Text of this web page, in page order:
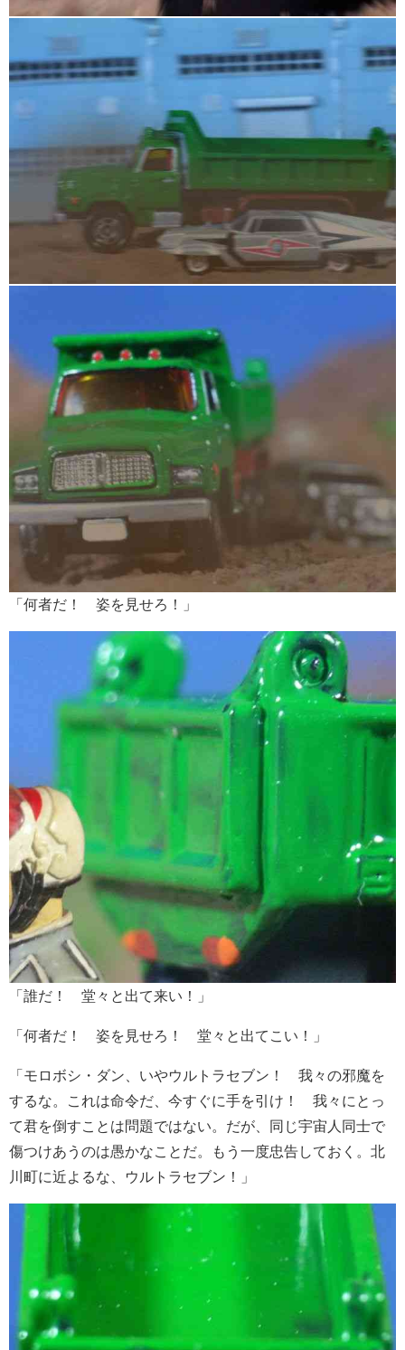
「何者だ！ 姿を見せろ！」
「誰だ！ 堂々と出て来い！」
「何者だ！ 姿を見せろ！ 堂々と出てこい！」
「モロボシ・ダン、いやウルトラセブン！ 我々の邪魔を
するな。これは命令だ、今すぐに手を引け！ 我々にとっ
て君を倒すことは問題ではない。だが、同じ宇宙人同士で
傷つけあうのは愚かなことだ。もう一度忠告しておく。北
川町に近よるな、ウルトラセブン！」